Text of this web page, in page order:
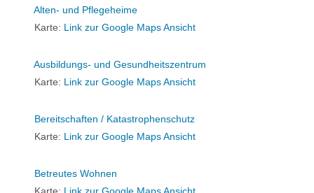
Alten- und Pflegeheime
Karte: Link zur Google Maps Ansicht
Ausbildungs- und Gesundheitszentrum
Karte: Link zur Google Maps Ansicht
Bereitschaften / Katastrophenschutz
Karte: Link zur Google Maps Ansicht
Betreutes Wohnen